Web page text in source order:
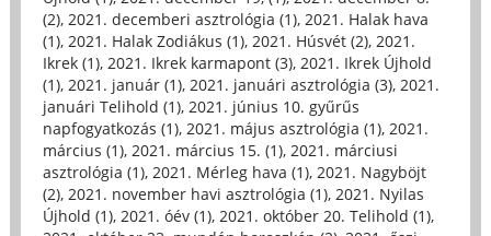
(2), 2021. decemberi asztrológia (1), 2021. Halak hava
(1), 2021. Halak Zodiákus (1), 2021. Húsvét (2), 2021.
Ikrek (1), 2021. Ikrek karmapont (3), 2021. Ikrek Újhold
(1), 2021. január (1), 2021. januári asztrológia (3), 2021.
januári Telihold (1), 2021. június 10. gyűrűs
napfogyatkozás (1), 2021. május asztrológia (1), 2021.
március (1), 2021. március 15. (1), 2021. márciusi
asztrológia (1), 2021. Mérleg hava (1), 2021. Nagyböjt
(2), 2021. november havi asztrológia (1), 2021. Nyilas
Újhold (1), 2021. óév (1), 2021. október 20. Telihold (1),